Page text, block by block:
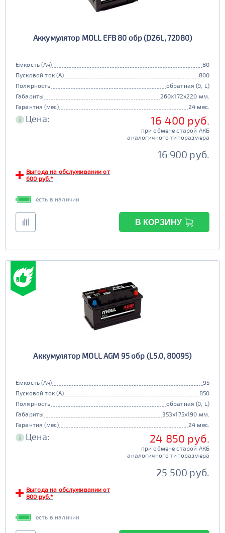
Маркировка
80d23
85d23
JIS D26 Маркировка
80D26
85D26
90D26
95D26
JIS D31 Маркировка
105d31
125d31
95d31
JIS B20 JIS D33
TRUCK 6V Маркировка
TRUCK B
6st190
6st225
341 - 500
501 - 700
196 - 300
Гибридный
Старт-стоп
да
Аккумулятор MOLL EFB 80 обр (D26L, 72080)
Емкость (Ач)
80
Пусковой ток (А)
800
Полярность
обратная (0, L)
Габариты
260x172x220 мм.
Гарантия (мес)
24 мес.
i Цена: 16 400 руб.
при обмене старой АКБ
аналогичного типоразмера
16 900 руб.
Выгода на обслуживании от
600 руб.*
есть в наличии
В КОРЗИНУ
Аккумулятор MOLL AGM 95 обр (L5.0, 80095)
Емкость (Ач)
95
Пусковой ток (А)
850
Полярность
обратная (0, L)
Габариты
353x175x190 мм.
Гарантия (мес)
24 мес.
i Цена: 24 850 руб.
при обмене старой АКБ
аналогичного типоразмера
25 500 руб.
Выгода на обслуживании от
800 руб.*
есть в наличии